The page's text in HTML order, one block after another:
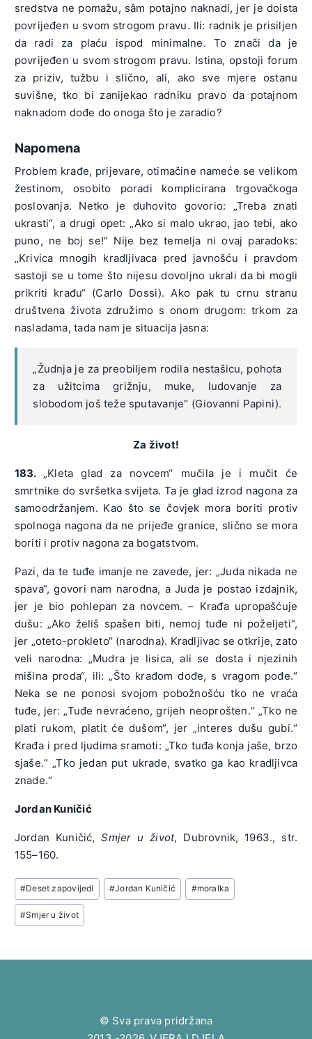
sredstva ne pomažu, sâm potajno naknadi, jer je doista
povrijeđen u svom strogom pravu. Ili: radnik je prisiljen
da radi za plaću ispod minimalne. To znači da je
povrijeđen u svom strogom pravu. Istina, opstoji forum
za priziv, tužbu i slično, ali, ako sve mjere ostanu
suvišne, tko bi zanijekao radniku pravo da potajnom
naknadom dođe do onoga što je zaradio?
Napomena
Problem krađe, prijevare, otimačine nameće se velikom
žestinom, osobito poradi komplicirana trgovačkoga
poslovanja. Netko je duhovito govorio: „Treba znati
ukrasti“, a drugi opet: „Ako si malo ukrao, jao tebi, ako
puno, ne boj se!“ Nije bez temelja ni ovaj paradoks:
„Krivica mnogih kradljivaca pred javnošću i pravdom
sastoji se u tome što nijesu dovoljno ukrali da bi mogli
prikriti krađu“ (Carlo Dossi). Ako pak tu crnu stranu
društvena života združimo s onom drugom: trkom za
nasladama, tada nam je situacija jasna:
„Žudnja je za preobiljem rodila nestašicu, pohota
za užitcima grižnju, muke, ludovanje za
slobodom još teže sputavanje“ (Giovanni Papini).
Za život!
183. „Kleta glad za novcem“ mučila je i mučit će
smrtnike do svršetka svijeta. Ta je glad izrod nagona za
samoodržanjem. Kao što se čovjek mora boriti protiv
spolnoga nagona da ne prijeđe granice, slično se mora
boriti i protiv nagona za bogatstvom.
Pazi, da te tuđe imanje ne zavede, jer: „Juda nikada ne
spava“, govori nam narodna, a Juda je postao izdajnik,
jer je bio pohlepan za novcem. – Krađa upropašćuje
dušu: „Ako želiš spašen biti, nemoj tuđe ni poželjeti“,
jer „oteto-prokleto“ (narodna). Kradljivac se otkrije, zato
veli narodna: „Mudra je lisica, ali se dosta i njezinih
mišina proda“, ili: „Što krađom dođe, s vragom pođe.“
Neka se ne ponosi svojom pobožnošću tko ne vraća
tuđe, jer: „Tuđe nevraćeno, grijeh neoprošten.“ „Tko ne
plati rukom, platit će dušom“, jer „interes dušu gubi.“
Krađa i pred ljudima sramoti: „Tko tuđa konja jaše, brzo
sjaše.“ „Tko jedan put ukrade, svatko ga kao kradljivca
znade.“
Jordan Kuničić
Jordan Kuničić,Smjer u život, Dubrovnik, 1963., str.
155–160.
Post
Tags:
#Deset zapovijedi #Jordan Kuničić #moralka
#Smjer u život
© Sva prava pridržana